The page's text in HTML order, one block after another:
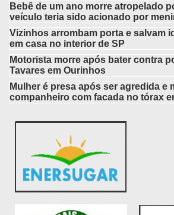
Bebê de um ano morre atropelado
veículo teria sido acionado por
Vizinhos arrombam porta e salvam
em casa no interior de SP
Motorista morre após bater contra
Tavares em Ourinhos
Mulher é presa após ser agredida e
companheiro com facada no tórax